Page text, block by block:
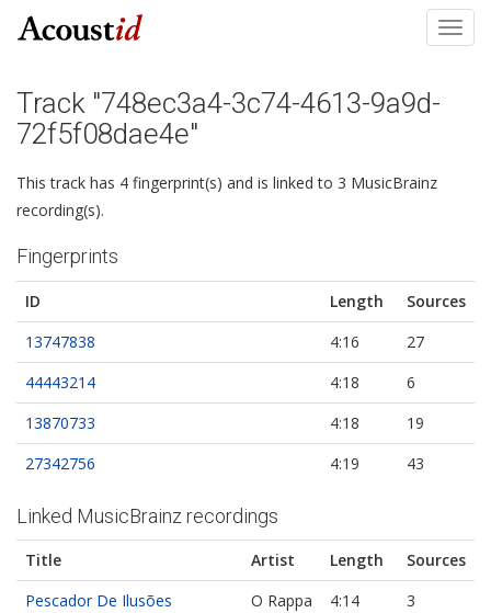
Track "748ec3a4-3c74-4613-9a9d-
72f5f08dae4e"
This track has 4 fingerprint(s) and is linked to 3 MusicBrainz
recording(s).
Fingerprints
ID Length
Sources
13747838
4:16
27
44443214
4:18
6
13870733
4:18
19
27342756
4:19 43
Linked MusicBrainz recordings
Title Artist Length
Sources
Pescador De Ilusões
O Rappa 4:14
3